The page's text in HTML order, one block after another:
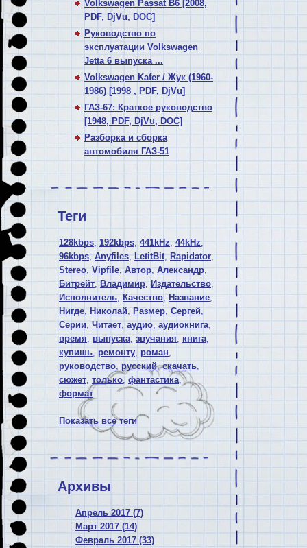
Volkswagen Passat В6 [2008,
PDF, DjVu, DOC]
Руководство по
эксплуатации Volkswagen
Jetta 6 выпуска ...
Volkswagen Kafer / Жук (1960-
1986) [1998 , PDF, DjVu]
ГАЗ-67: Краткое руководство
[1948, PDF, DjVu, DOC]
Разборка и сборка
автомобиля ГАЗ-51
Теги
128kbps, 192kbps, 441kHz, 44kHz,
96kbps, Anyfiles, LetitBit, Rapidator,
Stereo, Vipfile, Автор, Александр,
Битрейт, Владимир, Издательство,
Исполнитель, Качество, Название,
Нигде, Николай, Размер, Сергей,
Серии,Читает, аудио, аудиокнига,
время, выпуска, звучания, книга,
купишь, ремонту, роман,
руководство, русский,скачать,
сюжет, только, фантастика,
формат
Показать все теги
Архивы
Апрель 2017 (7)
Март 2017 (14)
Февраль 2017 (33)